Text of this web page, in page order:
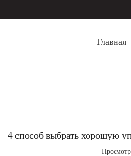
Главная
4 способ выбрать хорошую